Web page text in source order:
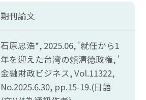
期刊論文
石原忠浩*, 2025.06, '就任から1
年を迎えた台湾の頼清徳政権, '
金融財政ビジネス,Vol.11322,
No.2025.6.30, pp.15-19.(日語